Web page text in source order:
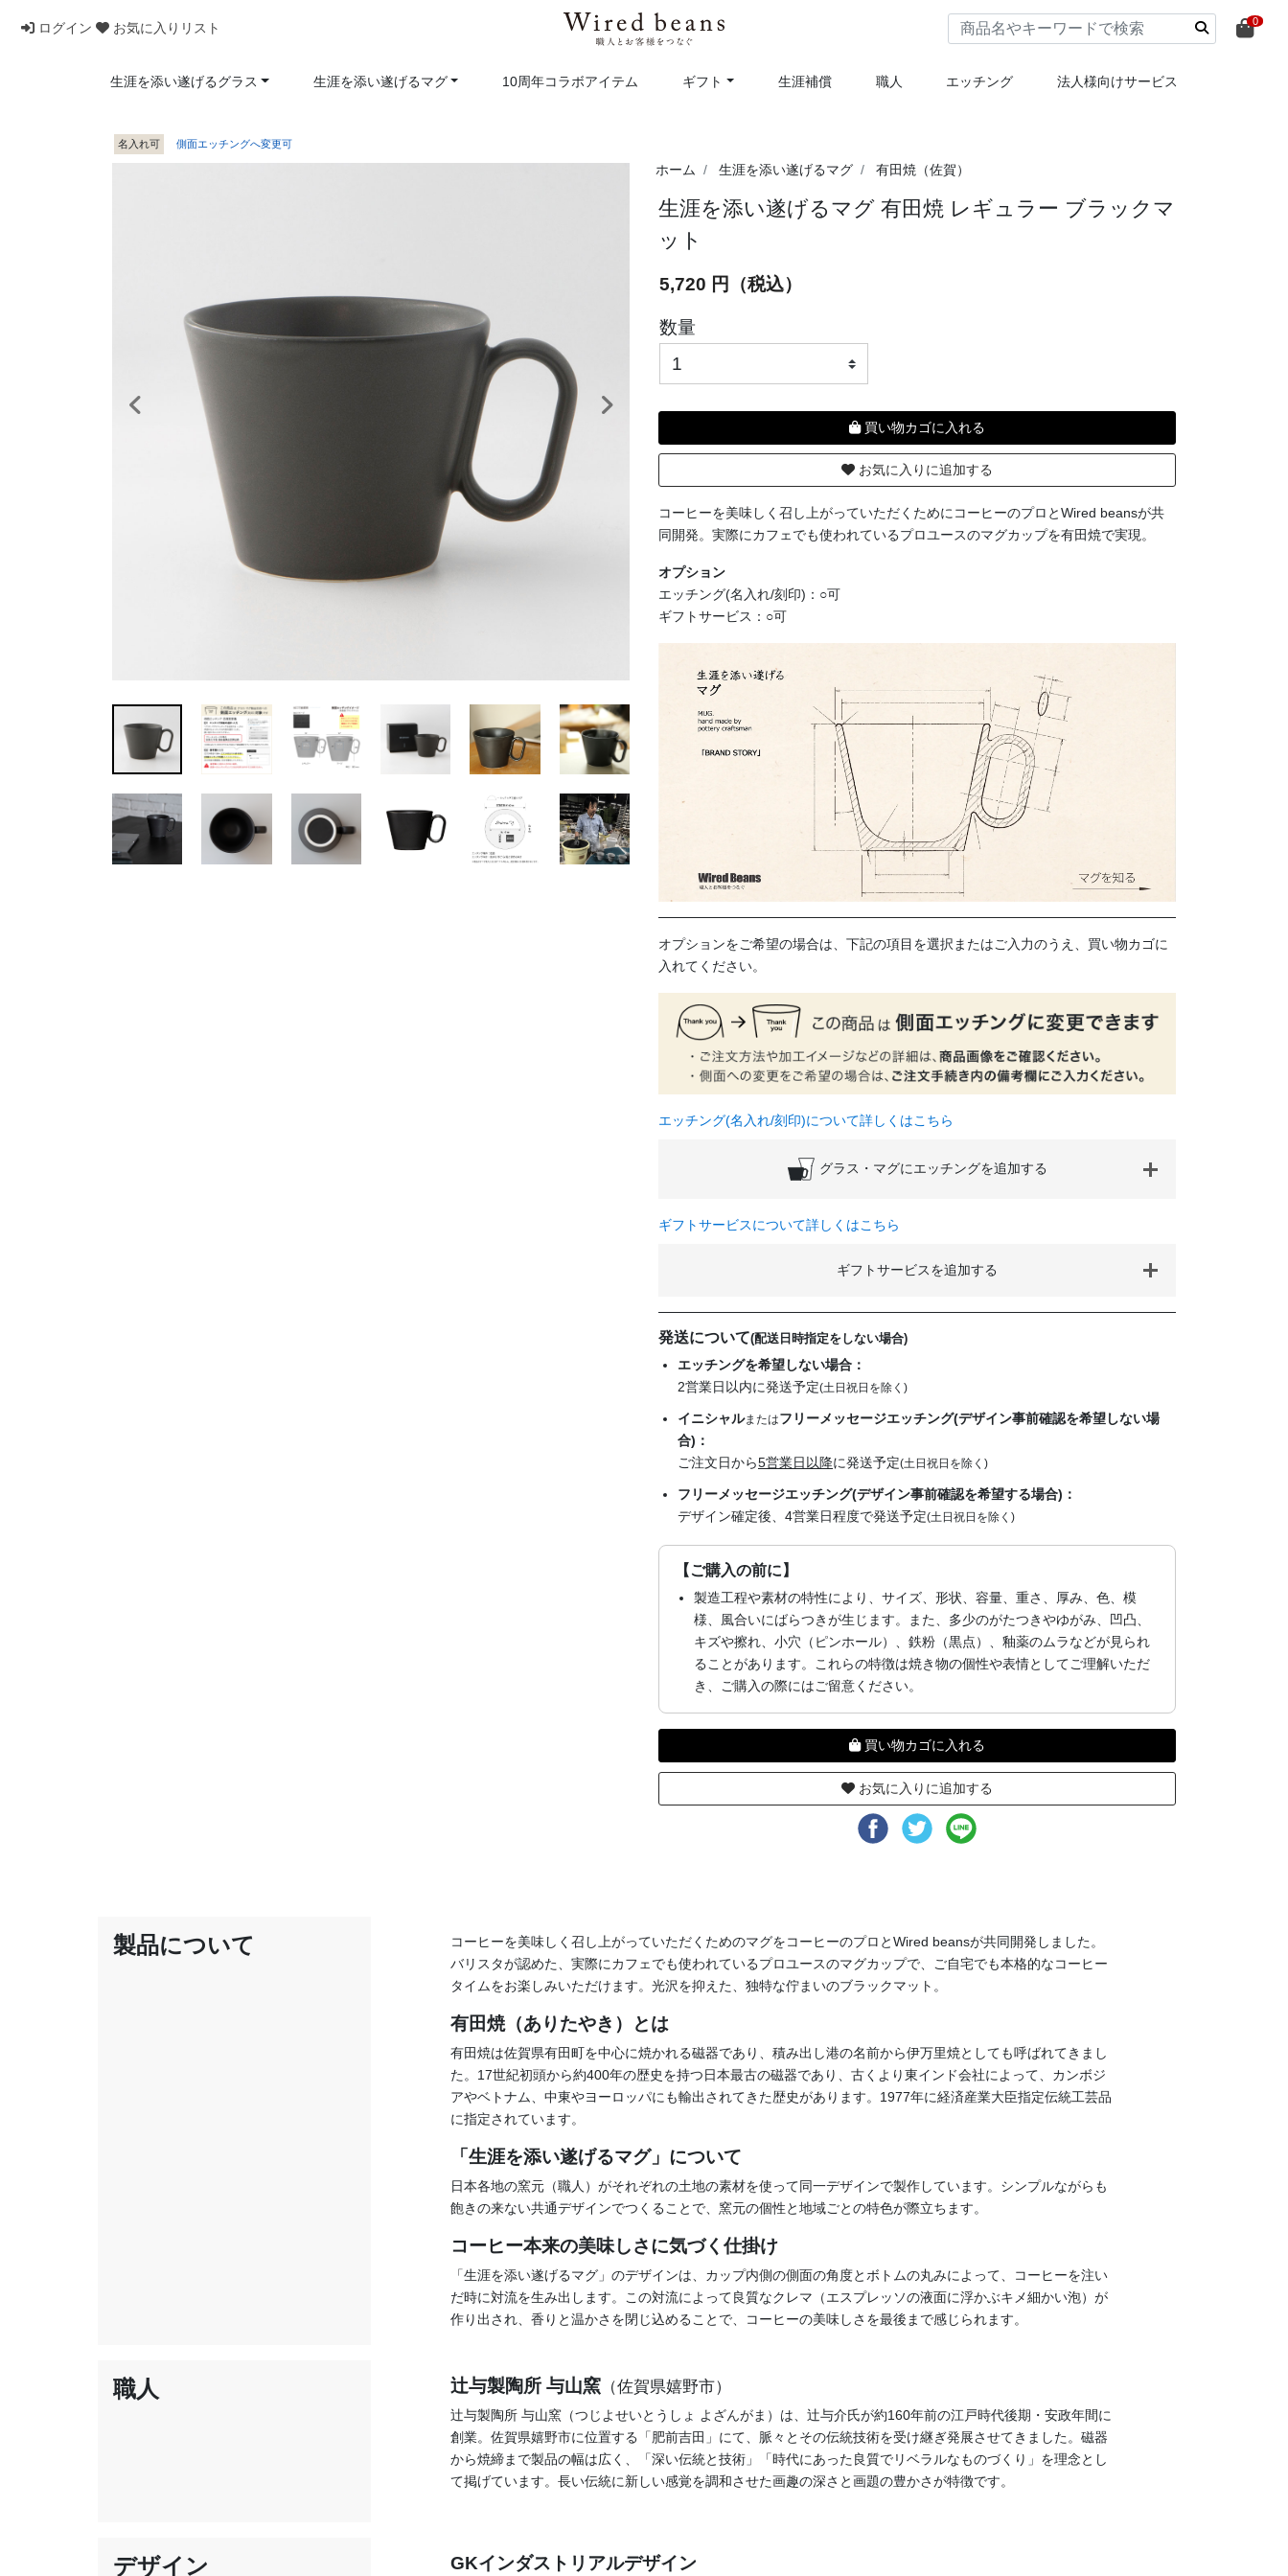
ログイン お気に入りリスト 0
生涯を添い遂げるグラス 生涯を添い遂げるマグ 10周年コラボアイテム ギフト 生涯補償 職人 エッチング 法人様向けサービス
名入れ可 側面エッチングへ変更可
前へ
ホーム 生涯を添い遂げるマグ 有田焼（佐賀）
生涯を添い遂げるマグ 有田焼 レギュラー ブラックマ
ット
コーヒーを美味しく召し上がっていただくためにコーヒーのプロとWired beansが共
同開発。実際にカフェでも使われているプロユースのマグカップを有田焼で実現。
オプション
エッチング(名入れ/刻印)：○可
ギフトサービス：○可
5,720 円（税込）
数量
買い物カゴに入れる
お気に入りに追加する
発送について(配送日時指定をしない場合)
エッチングを希望しない場合：
2営業日以内に発送予定(土日祝日を除く)
イニシャルまたはフリーメッセージエッチング(デザイン事前確認を希望しない場
合)：
ご注文日から5営業日以降に発送予定(土日祝日を除く)
フリーメッセージエッチング(デザイン事前確認を希望する場合)：
デザイン確定後、4営業日程度で発送予定(土日祝日を除く)
オプションをご希望の場合は、下記の項目を選択またはご入力のうえ、買い物カゴに
入れてください。
エッチング(名入れ/刻印)について詳しくはこちら
グラス・マグにエッチングを追加する
ギフトサービスについて詳しくはこちら
ギフトサービスを追加する
【ご購入の前に】
製造工程や素材の特性により、サイズ、形状、容量、重さ、厚み、色、模
様、風合いにばらつきが生じます。また、多少のがたつきやゆがみ、凹凸、
キズや擦れ、小穴（ピンホール）、鉄粉（黒点）、釉薬のムラなどが見られ
ることがあります。これらの特徴は焼き物の個性や表情としてご理解いただ
き、ご購入の際にはご留意ください。
買い物カゴに入れる
お気に入りに追加する
製品について
コーヒーを美味しく召し上がっていただくためのマグをコーヒーのプロとWired beansが共同開発しました。
バリスタが認めた、実際にカフェでも使われているプロユースのマグカップで、ご自宅でも本格的なコーヒー
タイムをお楽しみいただけます。光沢を抑えた、独特な佇まいのブラックマット。
有田焼（ありたやき）とは
有田焼は佐賀県有田町を中心に焼かれる磁器であり、積み出し港の名前から伊万里焼としても呼ばれてきまし
た。17世紀初頭から約400年の歴史を持つ日本最古の磁器であり、古くより東インド会社によって、カンボジ
アやベトナム、中東やヨーロッパにも輸出されてきた歴史があります。1977年に経済産業大臣指定伝統工芸品
に指定されています。
「生涯を添い遂げるマグ」について
日本各地の窯元（職人）がそれぞれの土地の素材を使って同一デザインで製作しています。シンプルながらも
飽きの来ない共通デザインでつくることで、窯元の個性と地域ごとの特色が際立ちます。
コーヒー本来の美味しさに気づく仕掛け
「生涯を添い遂げるマグ」のデザインは、カップ内側の側面の角度とボトムの丸みによって、コーヒーを注い
だ時に対流を生み出します。この対流によって良質なクレマ（エスプレッソの液面に浮かぶキメ細かい泡）が
作り出され、香りと温かさを閉じ込めることで、コーヒーの美味しさを最後まで感じられます。
職人 辻与製陶所 与山窯（佐賀県嬉野市）
辻与製陶所 与山窯（つじよせいとうしょ よざんがま）は、辻与介氏が約160年前の江戸時代後期・安政年間に
創業。佐賀県嬉野市に位置する「肥前吉田」にて、脈々とその伝統技術を受け継ぎ発展させてきました。磁器
から焼締まで製品の幅は広く、「深い伝統と技術」「時代にあった良質でリベラルなものづくり」を理念とし
て掲げています。長い伝統に新しい感覚を調和させた画趣の深さと画題の豊かさが特徴です。
デザイン GKインダストリアルデザイン